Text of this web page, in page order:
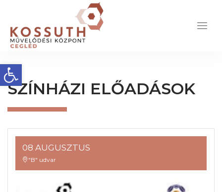
Eszköztár megnyitása
SZÍNHÁZI ELŐADÁSOK
08 AUGUSZTUS
"B" udvar